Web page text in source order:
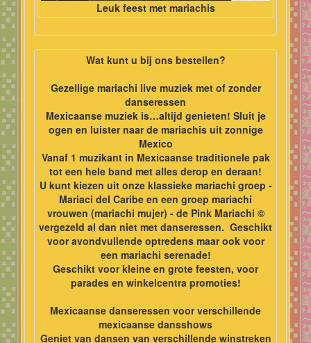
Leuk feest met mariachis
Wat kunt u bij ons bestellen?
Gezellige mariachi live muziek met of zonder
danseressen
Mexicaanse muziek is…altijd genieten! Sluit je
ogen en luister naar de mariachis uit zonnige
Mexico
Vanaf 1 muzikant in Mexicaanse traditionele pak
tot een hele band met alles derop en deraan!
U kunt kiezen uit onze klassieke mariachi groep -
Mariaci del Caribe en een groep mariachi
vrouwen (mariachi mujer) - de Pink Mariachi ©
vergezeld al dan niet met danseressen. Geschikt
vooravondvullende optredens maar ook voor
een mariachi serenade!
Geschikt voor kleine en grote feesten, voor
parades en winkelcentra promoties!
Mexicaanse danseressen voor verschillende
mexicaanse dansshows
Geniet van dansen van verschillende winstreken